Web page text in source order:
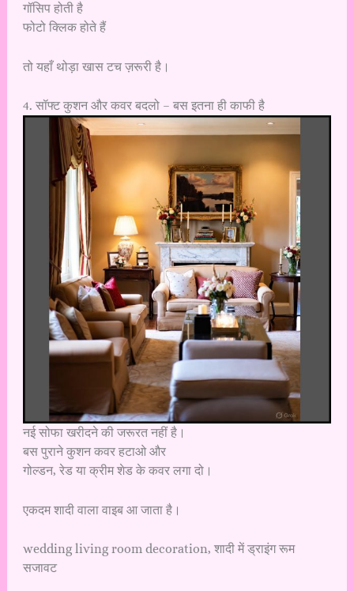
गॉसिप होती है
फोटो क्लिक होते हैं
तो यहाँ थोड़ा खास टच ज़रूरी है।
4. सॉफ्ट कुशन और कवर बदलो – बस इतना ही काफी है
नई सोफा खरीदने की जरूरत नहीं है।
बस पुराने कुशन कवर हटाओ और
गोल्डन, रेड या क्रीम शेड के कवर लगा दो।
एकदम शादी वाला वाइब आ जाता है।
wedding living room decoration, शादी में ड्राइंग रूम
सजावट